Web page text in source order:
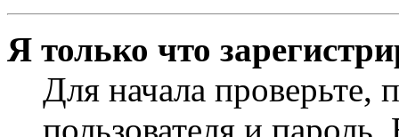
Я только что
Для начала проверьте,